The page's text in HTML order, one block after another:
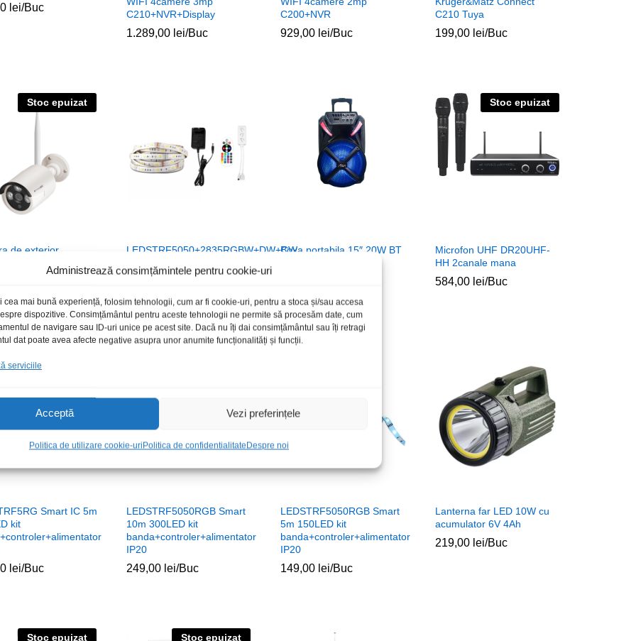
Administrează consimțămintele pentru cookie-uri
cea mai bună experiență, folosim tehnologii, cum ar fi cookie-uri, pentru a stoca și/sau accesa
dispozitive. Consimțământul pentru aceste tehnologii ne permite să procesăm date, cum
de navigare sau ID-uri unice pe acest site. Dacă nu îți dai consimțământul sau îți retragi
dat poate avea afecte negative asupra unor anumite funcționalități și funcții.
serviciile
Acceptă Vezi preferințele
Politica de utilizare cookie-uriPolitica de confidentialitateDespre noi
lei/Buc
lei
C210+NVR+Display
1.289,00 lei/Buc
1.289,00 lei
C200+NVR
929,00 lei/Buc
929,00 lei
C210 Tuya
199,00 lei/Buc
199,00 lei
Stoc epuizat
de exterior
LEDSTRF5050+2835RGBW+DW+CW
banda+controler+alimentator IP20
Boxa portabila 15″ 20W BT
Stoc epuizat
Microfon UHF DR20UHF-
HH 2canale mana
584,00 lei/Buc
584,00 lei
Smart IC 5m
kit
lei/Buc
lei
LEDSTRF5050RGB Smart
10m 300LED kit
banda+controler+alimentator
IP20
249,00 lei/Buc
249,00 lei
LEDSTRF5050RGB Smart
5m 150LED kit
banda+controler+alimentator
IP20
149,00 lei/Buc
149,00 lei
Lanterna far LED 10W cu
acumulator 6V 4Ah
219,00 lei/Buc
219,00 lei
Stoc epuizat Stoc epuizat